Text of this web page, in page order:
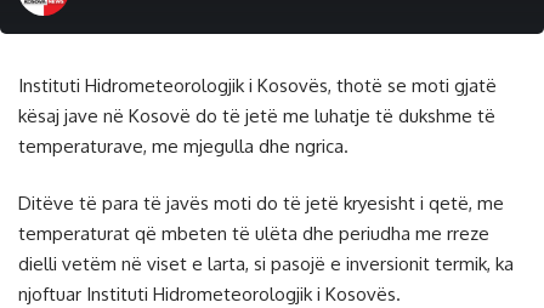
Instituti Hidrometeorologjik i Kosovës, thotë se moti gjatë
kësaj jave në Kosovë do të jetë me luhatje të dukshme të
temperaturave, me mjegulla dhe ngrica.
Ditëve të para të javës moti do të jetë kryesisht i qetë, me
temperaturat që mbeten të ulëta dhe periudha me rreze
dielli vetëm në viset e larta, si pasojë e inversionit termik, ka
njoftuar Instituti Hidrometeorologjik i Kosovës.